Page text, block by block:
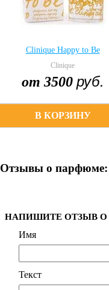
Clinique Happy to Be
Clinique
от 3500 руб.
В КОРЗИНУ
Отзывы о парфюме:
НАПИШИТЕ ОТЗЫВ О
Имя
Текст